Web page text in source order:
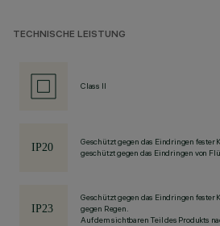
TECHNISCHE LEISTUNG
Class II
Geschützt gegen das Eindringen fester
geschützt gegen das Eindringen von
Geschützt gegen das Eindringen fester
gegen Regen.
Auf dem sichtbaren Teil des Produkts